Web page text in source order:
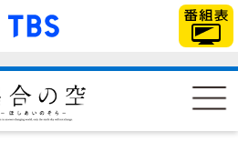
「TBSテレビ」トップ